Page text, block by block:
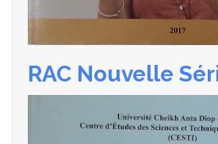
RAC Nouvelle